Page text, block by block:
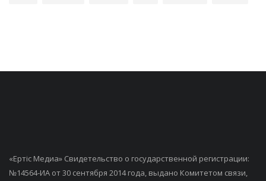
«Ертiс Медиа» Свидетельство о государственной регистрации:
№14564-ИА от 30 сентября 2014 года, выдано Комитетом связи,